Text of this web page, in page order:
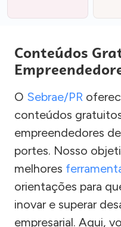
Conteúdos
O Sebrae/PR
conteúdos
empreendedores
portes. Nosso
melhores
orientações para
inovar e superar
empresarial. Aqui,